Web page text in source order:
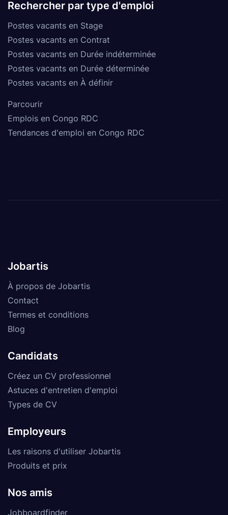
Rechercher par type d'emploi
Postes vacants en Stage
Postes vacants en Contrat
Postes vacants en Durée indéterminée
Postes vacants en Durée déterminée
Postes vacants en À définir
Parcourir
Emplois en Congo RDC
Tendances d'emploi en Congo RDC
Jobartis
À propos de Jobartis
Contact
Termes et conditions
Blog
Candidats
Créez un CV professionnel
Astuces d'entretien d'emploi
Types de CV
Employeurs
Les raisons d'utiliser Jobartis
Produits et prix
Nos amis
Jobboardfinder